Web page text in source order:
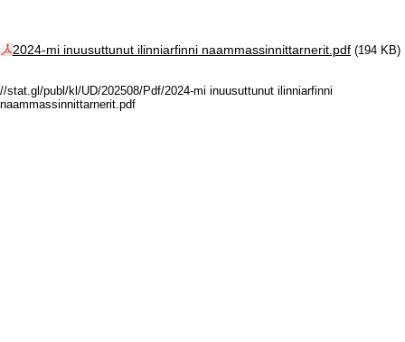
2024-mi inuusuttunut ilinniarfinni naammassinnittarnerit.pdf(194 KB)
//stat.gl/publ/kl/UD/202508/Pdf/2024-mi inuusuttunut ilinniarfinni
naammassinnittarnerit.pdf